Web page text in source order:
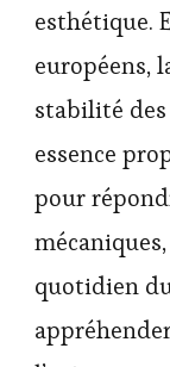
esthétique.
européens,
stabilité
essence
pour
quotidien